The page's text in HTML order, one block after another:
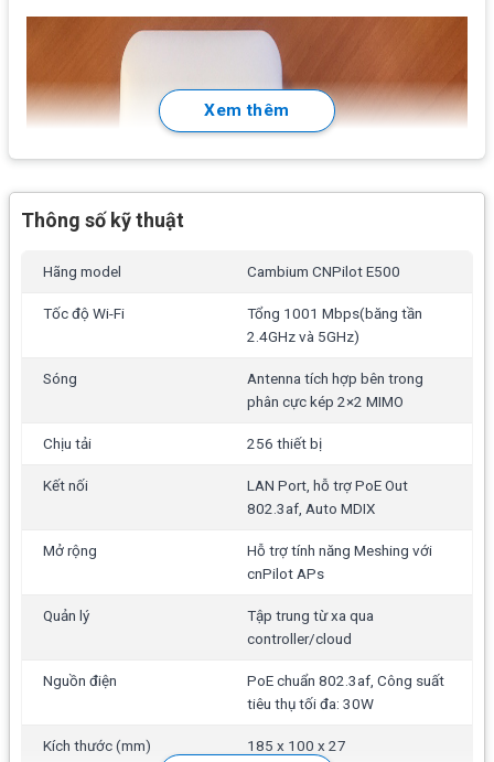
Xem thêm
Thông số kỹ thuật
Hãng model Cambium CNPilot E500
Tốc độ Wi-Fi
Tổng 1001 Mbps(băng tần
2.4GHz và 5GHz)
Sóng
Antenna tích hợp bên trong
phân cực kép 2×2 MIMO
Chịu tải 256 thiết bị
Kết nối
LAN Port, hỗ trợ PoE Out
802.3af, Auto MDIX
Mở rộng
Hỗ trợ tính năng Meshing với
cnPilot APs
Quản lý
Tập trung từ xa qua
controller/cloud
Nguồn điện
PoE chuẩn 802.3af, Công suất
tiêu thụ tối đa: 30W
Kích thước (mm) 185 x 100 x 27